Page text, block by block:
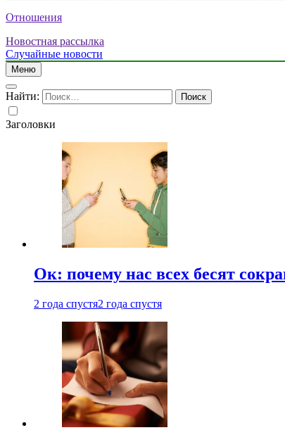
Отношения
Новостная рассылка
Случайные новости
Меню
Найти:
Заголовки
Ок: почему нас всех бесят
2 года спустя2 года спустя